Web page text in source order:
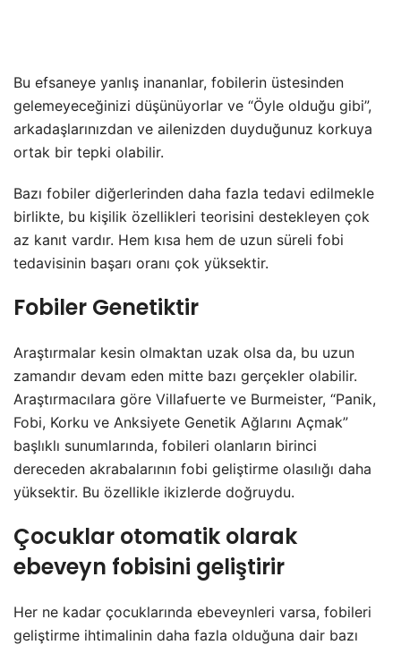
Bu efsaneye yanlış inananlar, fobilerin üstesinden
gelemeyeceğinizi düşünüyorlar ve “Öyle olduğu gibi”,
arkadaşlarınızdan ve ailenizden duyduğunuz korkuya
ortak bir tepki olabilir.
Bazı fobiler diğerlerinden daha fazla tedavi edilmekle
birlikte, bu kişilik özellikleri teorisini destekleyen çok
az kanıt vardır. Hem kısa hem de uzun süreli fobi
tedavisinin başarı oranı çok yüksektir.
Fobiler Genetiktir
Araştırmalar kesin olmaktan uzak olsa da, bu uzun
zamandır devam eden mitte bazı gerçekler olabilir.
Araştırmacılara göre Villafuerte ve Burmeister, “Panik,
Fobi, Korku ve Anksiyete Genetik Ağlarını Açmak”
başlıklı sunumlarında, fobileri olanların birinci
dereceden akrabalarının fobi geliştirme olasılığı daha
yüksektir. Bu özellikle ikizlerde doğruydu.
Çocuklar otomatik olarak
ebeveyn fobisini geliştirir
Her ne kadar çocuklarında ebeveynleri varsa, fobileri
geliştirme ihtimalinin daha fazla olduğuna dair bazı